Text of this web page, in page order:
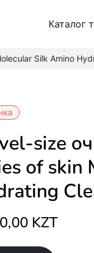
Каталог
Silk Amino
of skin
KZT